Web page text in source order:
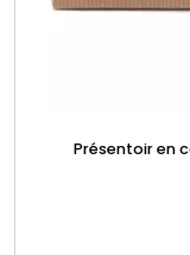
Présentoir en